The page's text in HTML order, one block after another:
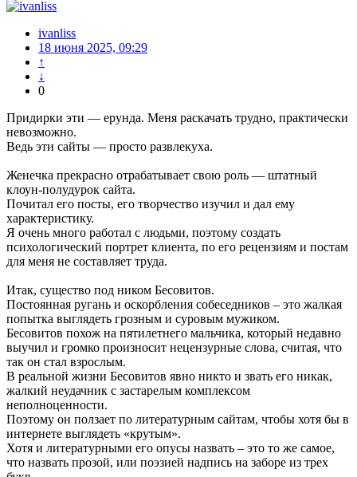
ivanliss
18 июня 2025, 09:29
↑
↓
0
Придирки эти — ерунда. Меня раскачать трудно, практически
невозможно.
Ведь эти сайты — просто развлекуха.
Женечка прекрасно отрабатывает свою роль — штатный
клоун-полудурок сайта.
Почитал его посты, его творчество изучил и дал ему
характеристику.
Я очень много работал с людьми, поэтому создать
психологический портрет клиента, по его рецензиям и постам
для меня не составляет труда.
Итак, существо под ником Бесовитов.
Постоянная ругань и оскорбления собеседников – это жалкая
попытка выглядеть грозным и суровым мужиком.
Бесовитов похож на пятилетнего мальчика, который недавно
выучил и громко произносит нецензурные слова, считая, что
так он стал взрослым.
В реальной жизни Бесовитов явно никто и звать его никак,
жалкий неудачник с застарелым комплексом
неполноценности.
Поэтому он ползает по литературным сайтам, чтобы хотя бы в
интернете выглядеть «крутым».
Хотя и литературными его опусы назвать – это то же самое,
что назвать прозой, или поэзией надпись на заборе из трех